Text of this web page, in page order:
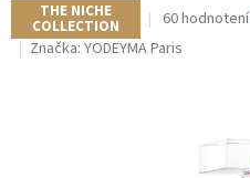
THE NICHE
COLLECTION
Priemerné
hodnotenie
produktu
hviezdičiek.
60 hodnotení
Značka: YODEYMA Paris